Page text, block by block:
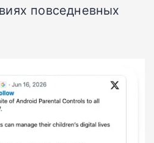
повседневных